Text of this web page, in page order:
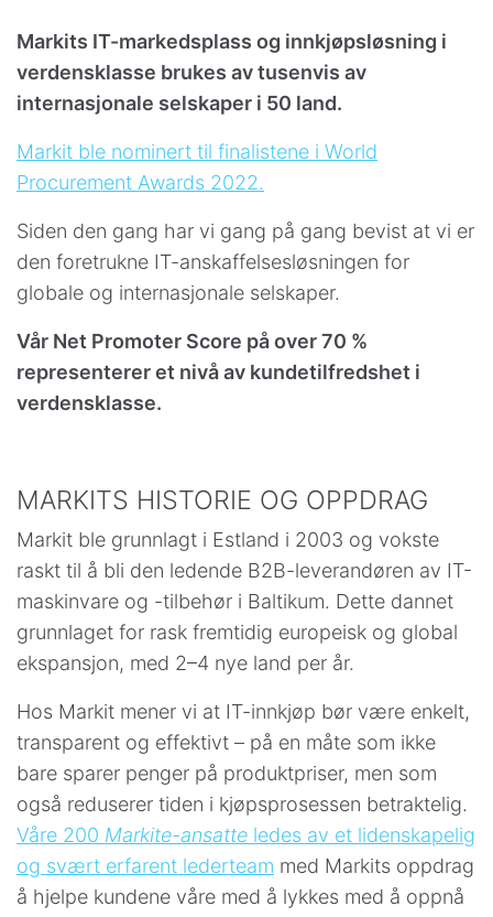
Markits IT-markedsplass og innkjøpsløsning i
verdensklasse brukes av tusenvis av
internasjonale selskaper i 50 land.
Markit ble nominert til finalistene i World
Procurement Awards 2022.
Siden den gang har vi gang på gang bevist at vi er
den foretrukne IT-anskaffelsesløsningen for
globale og internasjonale selskaper.
Vår Net Promoter Score på over 70 %
representerer et nivå av kundetilfredshet i
verdensklasse.
MARKITS HISTORIE OG OPPDRAG
Markit ble grunnlagt i Estland i 2003 og vokste
raskt til å bli den ledende B2B-leverandøren av IT-
maskinvare og -tilbehør i Baltikum. Dette dannet
grunnlaget for rask fremtidig europeisk og global
ekspansjon, med 2–4 nye land per år.
Hos Markit mener vi at IT-innkjøp bør være enkelt,
transparent og effektivt – på en måte som ikke
bare sparer penger på produktpriser, men som
også reduserer tiden i kjøpsprosessen betraktelig.
Våre 200 Markite-ansatte ledes av et lidenskapelig
og svært erfarent lederteam med Markits oppdrag
å hjelpe kundene våre med å lykkes med å oppnå